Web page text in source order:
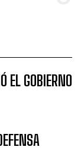
EL GOBIERNO